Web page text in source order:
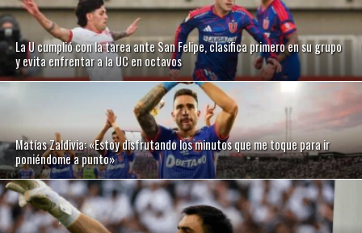
La U cumplió con la tarea ante San Felipe, clasifica primero en su grupo
y evita enfrentar a la UC en octavos
Matías Zaldivia: «Estoy disfrutando los minutos que me toque para ir
poniéndome a punto»